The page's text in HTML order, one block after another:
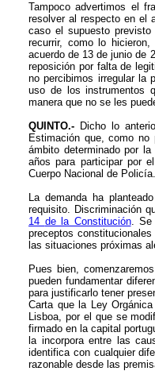
Tampoco advertimos el
resolver al respecto en el
caso el supuesto
recurrir, como lo
acuerdo de 13 de junio de
reposición por falta de
no percibimos irregular la
uso de los instrumentos
manera que no se les
QUINTO.- Dicho lo
Estimación que, como
ámbito determinado por
años para participar por
Cuerpo Nacional de Policía.
La demanda ha
requisito. Discriminación
14 de la Constitución. Se
preceptos
las situaciones próximas
Pues bien,
pueden fundamentar
para justificarlo tener
Carta que la Ley
Lisboa, por el que se
firmado en la capital
la incorpora entre las
identifica con cualquier
razonable desde las